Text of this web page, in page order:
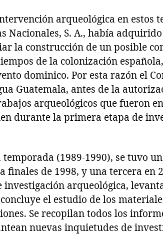
arqueológica en estos
Nacionales, S. A., había
la construcción de un posible
de la colonización
dominico. Por esta razón el
Guatemala, antes de la
arqueológicos que fueron
durante la primera etapa de
(1989-1990), se tuvo
finales de 1998, y una tercera en
arqueológica,
el estudio de los
Se recopilan todos los
nuevas inquietudes de